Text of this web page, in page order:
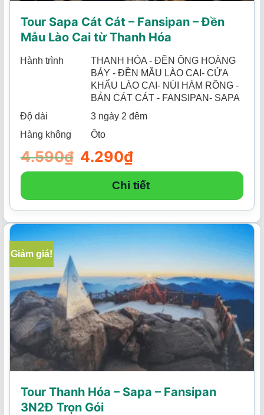
Tour Sapa Cát Cát – Fansipan – Đền
Mẫu Lào Cai từ Thanh Hóa
Hành trình
THANH HÓA - ĐỀN ÔNG HOÀNG
BẢY - ĐỀN MẪU LÀO CAI- CỬA
KHẨU LÀO CAI- NÚI HÀM RỒNG -
BẢN CÁT CÁT - FANSIPAN- SAPA
Độ dài
3 ngày 2 đêm
Hàng không
Ôto
4.590₫
Giá
gốc
là:
4.590₫.
4.290₫Giá
tại
là:
Chi tiết
Giảm giá!
Tour Thanh Hóa – Sapa – Fansipan
3N2Đ Trọn Gói